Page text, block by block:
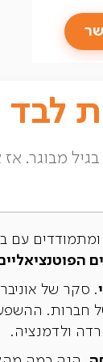
לבד
מבוגר.
ו-37% חוו חוסר
ולדמנציה.